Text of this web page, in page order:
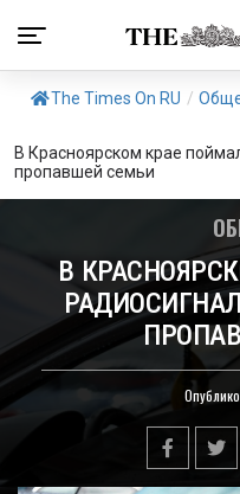
The Times On RU /
В Красноярском крае
пропавшей семьи
В